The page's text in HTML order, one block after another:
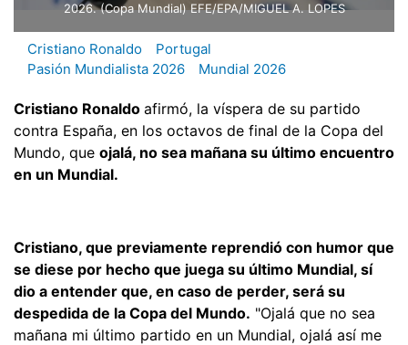
2026. (Copa Mundial) EFE/EPA/MIGUEL A. LOPES
Cristiano Ronaldo
Portugal
Pasión Mundialista 2026
Mundial 2026
Cristiano Ronaldo afirmó, la víspera de su partido
contra España, en los octavos de final de la Copa del
Mundo, que ojalá, no sea mañana su último encuentro
en un Mundial.
Cristiano, que previamente reprendió con humor que
se diese por hecho que juega su último Mundial, sí
dio a entender que, en caso de perder, será su
despedida de la Copa del Mundo. "Ojalá que no sea
mañana mi último partido en un Mundial, ojalá así me